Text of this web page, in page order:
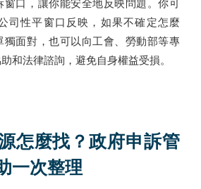
司性平窗口反映，如果不確定怎麼
面對，也可以向工會、勞動部等專
和法律諮詢，避免自身權益受損。
怎麼找？政府申訴管
一次整理